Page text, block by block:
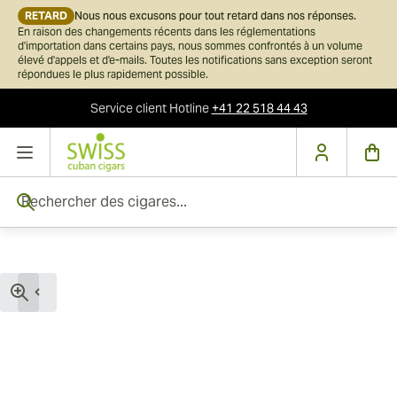
RETARD Nous nous excusons pour tout retard dans nos réponses.
En raison des changements récents dans les réglementations
d'importation dans certains pays, nous sommes confrontés à un volume
élevé d'appels et d'e-mails. Toutes les notifications sans exception seront
répondues le plus rapidement possible.
Service clientHotline+41 22 518 44 43
Skip to Content